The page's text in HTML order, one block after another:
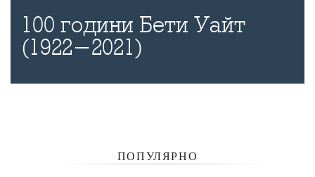
100 години Бети Уайт
(1922-2021)
ПОПУЛЯРНО